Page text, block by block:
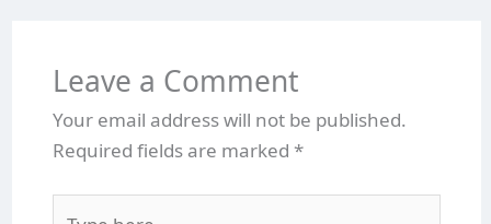
Leave a Comment
Your email address will not be published.
Required fields are marked *